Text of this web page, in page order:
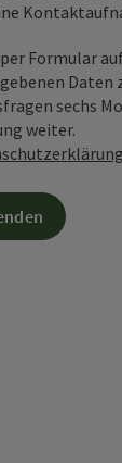
per Formular
Daten
sechs
weiter.